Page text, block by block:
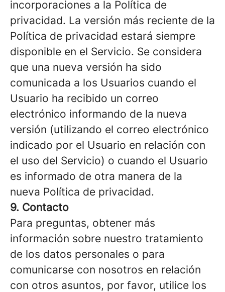
incorporaciones a la Política de
privacidad. La versión más reciente de la
Política de privacidad estará siempre
disponible en el Servicio. Se considera
que una nueva versión ha sido
comunicada a los Usuarios cuando el
Usuario ha recibido un correo
electrónico informando de la nueva
versión (utilizando el correo electrónico
indicado por el Usuario en relación con
el uso del Servicio) o cuando el Usuario
es informado de otra manera de la
nueva Política de privacidad.
9. Contacto
Para preguntas, obtener más
información sobre nuestro tratamiento
de los datos personales o para
comunicarse con nosotros en relación
con otros asuntos, por favor, utilice los